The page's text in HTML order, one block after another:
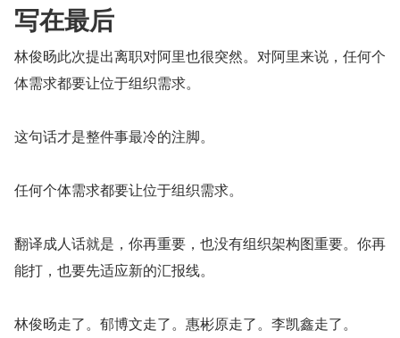
写在最后
林俊旸此次提出离职对阿里也很突然。对阿里来说，任何个
体需求都要让位于组织需求。
这句话才是整件事最冷的注脚。
任何个体需求都要让位于组织需求。
翻译成人话就是，你再重要，也没有组织架构图重要。你再
能打，也要先适应新的汇报线。
林俊旸走了。郁博文走了。惠彬原走了。李凯鑫走了。